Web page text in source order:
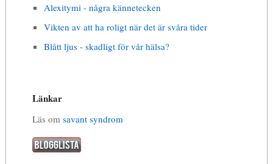
Alexitymi - några kännetecken
Vikten av att ha roligt när det är svåra tider
Blått ljus - skadligt för vår hälsa?
Länkar
Läs om savant syndrom